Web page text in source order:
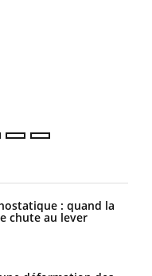
: quand la
chute au lever